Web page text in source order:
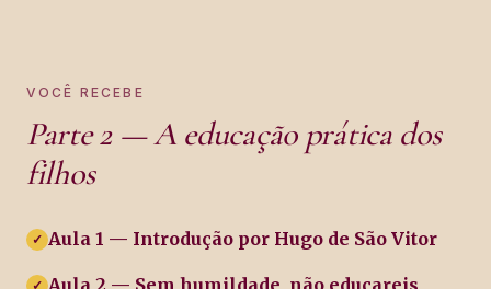
VOCÊ RECEBE
Parte 2 — A educação prática dos
filhos
✓ Aula 1 — Introdução por Hugo de São Vitor
✓ Aula 2 — Sem humildade, não educareis